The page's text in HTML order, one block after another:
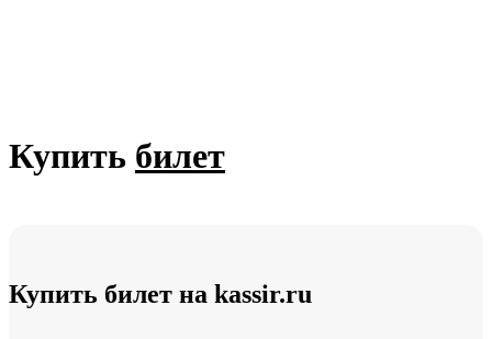
Купить билет
Купить билет на kassir.ru